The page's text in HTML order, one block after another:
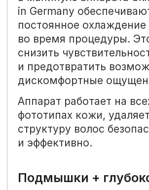
Номер телефона
+7
Нажимая кнопку, я даю согласие на
обработку Персональных Данных
(ФЗ-152). Подтверждаю, что ознакомлен
и согласен с
«Политикой
Оставить заявку